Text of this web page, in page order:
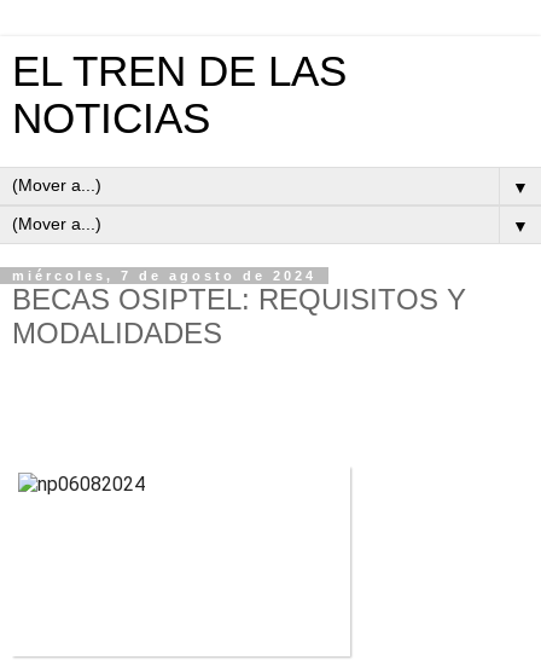
EL TREN DE LAS
NOTICIAS
▼
▼
miércoles, 7 de agosto de 2024
BECAS OSIPTEL: REQUISITOS Y
MODALIDADES